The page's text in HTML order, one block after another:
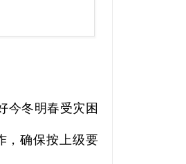
今冬明春受灾困
，确保按上级要